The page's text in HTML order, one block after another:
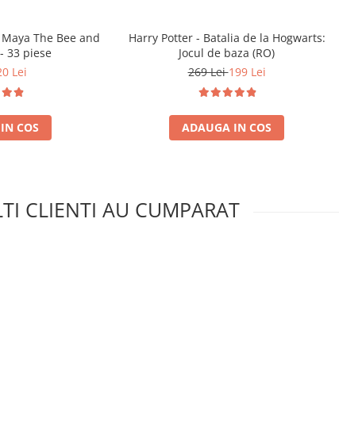
The Bee and
33 piese
Lei
COS
Harry Potter - Batalia de la Hogwarts:
Jocul de baza (RO)
269 Lei199 Lei
ADAUGA IN COS
CLIENTI AU CUMPARAT